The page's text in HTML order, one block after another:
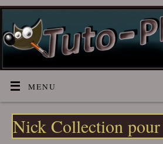
MENU
Nick Collection